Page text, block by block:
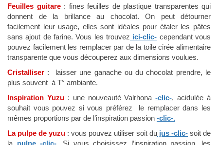
Feuilles guitare : fines feuilles de plastique transparentes qui
donnent de la brillance au chocolat. On peut détourner
facilement leur usage, elles sont idéales pour étaler les pâtes
sans ajout de farine. Vous les trouvez ici-clic- cependant vous
pouvez facilement les remplacer par de la toile cirée alimentaire
transparente que vous découperez aux dimensions voulues.
Cristalliser : laisser une ganache ou du chocolat prendre, le
plus souvent à T° ambiante.
Inspiration Yuzu: une nouveauté Valrhona-clic-, acidulée à
souhait vous pouvez si vous préférez le remplacer dans les
mêmes proportions par de l’inspiration passion -clic-.
La pulpe de yuzu : vous pouvez utiliser soit du jus -clic- soit de
la pulpe -clic-. Si vous choisissez l’inspiration passion, les